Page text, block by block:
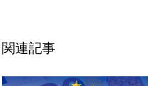
関連記事